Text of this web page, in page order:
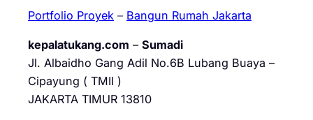
Portfolio Proyek – Bangun Rumah Jakarta
kepalatukang.com – Sumadi
Jl. Albaidho Gang Adil No.6B Lubang Buaya –
Cipayung ( TMII )
JAKARTA TIMUR 13810